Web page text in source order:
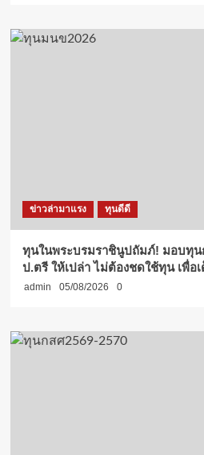
ข่าวล่ามาแรง ทุนดีดี
ทุนในพระบรมราชินูปถัมภ์! มอบทุน
ป.ตรี ให้เปล่า ไม่ต้องชดใช้ทุน เพื่อ
admin 05/08/2026 0